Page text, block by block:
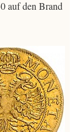
auf den Brand